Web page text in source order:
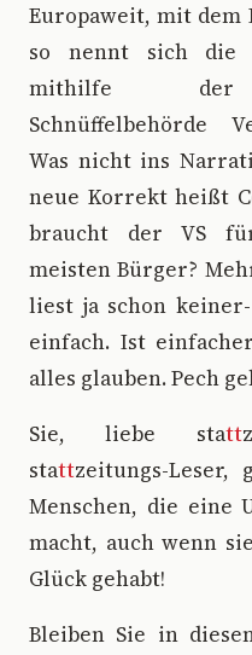
Europaweit, mit dem
so nennt sich die
mithilfe der
Schnüffelbehörde
Was nicht ins
neue Korrekt heißt
braucht der VS
meisten Bürger?
liest ja schon keiner-
einfach. Ist
alles glauben. Pech
Sie, liebe statt
stattzeitungs-
Menschen, die eine
macht, auch wenn
Glück gehabt!
Bleiben Sie in